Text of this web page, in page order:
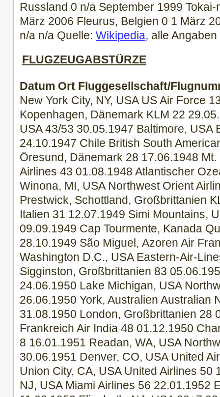
Russland 0 n/a September 1999
März 2006 Fleurus, Belgien 0 1 März
n/a n/a Quelle: Wikipedia, alle
FLUGZEUGABSTÜRZE
Datum Ort Fluggesellschaft/
New York City, NY, USA US Air Force
Kopenhagen, Dänemark KLM 22
USA 43/53 30.05.1947 Baltimore, USA
24.10.1947 Chile British South
Öresund, Dänemark 28 17.06.1948
Airlines 43 01.08.1948 Atlantischer
Winona, MI, USA Northwest Orient
Prestwick, Schottland, Großbrittanien
Italien 31 12.07.1949 Simi Mountains,
09.09.1949 Cap Tourmente, Kanada
28.10.1949 São Miguel, Azoren Air
Washington D.C., USA Eastern-Air-
Sigginston, Großbrittanien 83
24.06.1950 Lake Michigan, USA
26.06.1950 York, Australien Australian
31.08.1950 London, Großbrittanien 28
Frankreich Air India 48 01.12.1950
8 16.01.1951 Readan, WA, USA
30.06.1951 Denver, CO, USA United
Union City, CA, USA United Airlines 50
NJ, USA Miami Airlines 56 22.01.1952